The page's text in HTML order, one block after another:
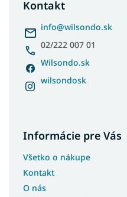
Kontakt
info@wilsondo.sk
02/222 007 01
Wilsondo.sk
wilsondosk
Informácie pre Vás
Všetko o nákupe
Kontakt
O nás